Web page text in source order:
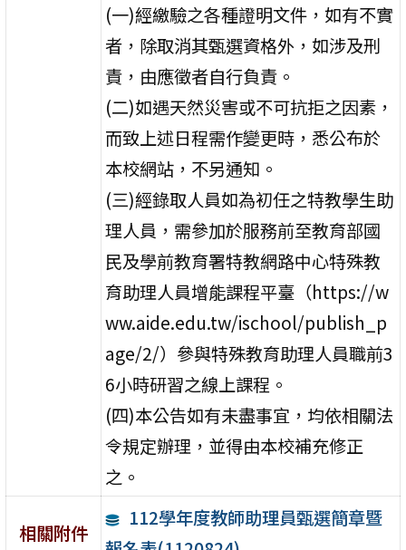
(一)經繳驗之各種證明文件，如有不實
者，除取消其甄選資格外，如涉及刑
責，由應徵者自行負責。
(二)如遇天然災害或不可抗拒之因素，
而致上述日程需作變更時，悉公布於
本校網站，不另通知。
(三)經錄取人員如為初任之特教學生助
理人員，需參加於服務前至教育部國
民及學前教育署特教網路中心特殊教
育助理人員增能課程平臺（https://w
ww.aide.edu.tw/ischool/publish_p
age/2/）參與特殊教育助理人員職前3
6小時研習之線上課程。
(四)本公告如有未盡事宜，均依相關法
令規定辦理，並得由本校補充修正
之。
相關附件
112學年度教師助理員甄選簡章暨